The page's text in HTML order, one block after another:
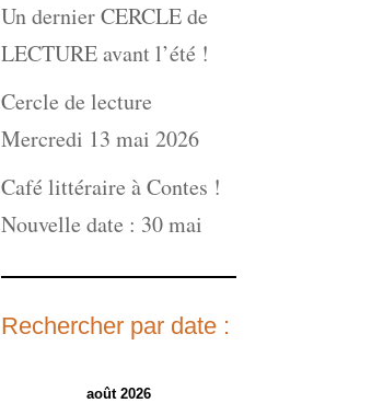
Un dernier CERCLE de
LECTURE avant l’été !
Cercle de lecture
Mercredi 13 mai 2026
Café littéraire à Contes !
Nouvelle date : 30 mai
Rechercher par date :
août 2026